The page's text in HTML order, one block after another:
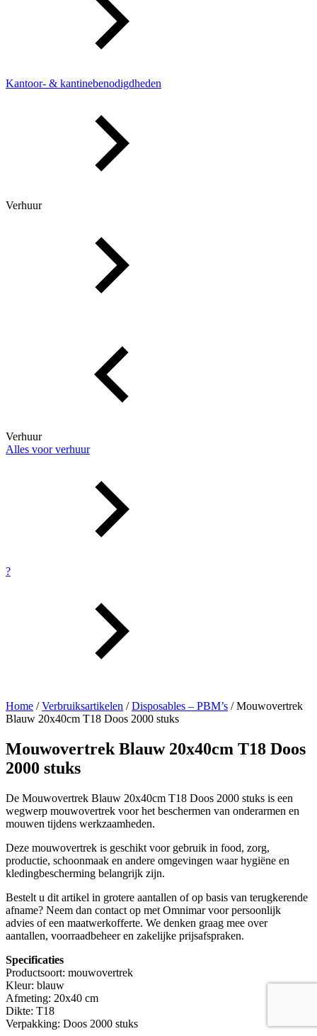
Kantoor- & kantinebenodigdheden
Verhuur
Verhuur
Alles voor verhuur
?
Home /Verbruiksartikelen /Disposables – PBM’s / Mouwovertrek
Blauw 20x40cm T18 Doos 2000 stuks
Mouwovertrek Blauw 20x40cm T18 Doos
2000 stuks
De Mouwovertrek Blauw 20x40cm T18 Doos 2000 stuks is een
wegwerp mouwovertrek voor het beschermen van onderarmen en
mouwen tijdens werkzaamheden.
Deze mouwovertrek is geschikt voor gebruik in food, zorg,
productie, schoonmaak en andere omgevingen waar hygiëne en
kledingbescherming belangrijk zijn.
Bestelt u dit artikel in grotere aantallen of op basis van terugkerende
afname? Neem dan contact op met Omnimar voor persoonlijk
advies of een maatwerkofferte. We denken graag mee over
aantallen, voorraadbeheer en zakelijke prijsafspraken.
Specificaties
Productsoort: mouwovertrek
Kleur: blauw
Afmeting: 20x40 cm
Dikte: T18
Verpakking: Doos 2000 stuks